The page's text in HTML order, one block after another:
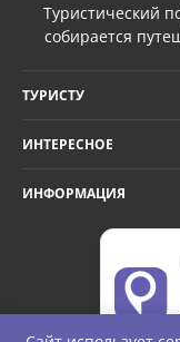
Туристический
собирается
ТУРИСТУ
ИНТЕРЕСНОЕ
ИНФОРМАЦИЯ